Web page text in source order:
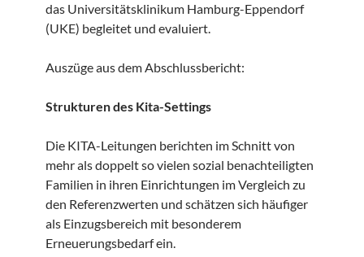
das Universitätsklinikum Hamburg-Eppendorf
(UKE) begleitet und evaluiert.
Auszüge aus dem Abschlussbericht:
Strukturen des Kita-Settings
Die KITA-Leitungen berichten im Schnitt von
mehr als doppelt so vielen sozial benachteiligten
Familien in ihren Einrichtungen im Vergleich zu
den Referenzwerten und schätzen sich häufiger
als Einzugsbereich mit besonderem
Erneuerungsbedarf ein.